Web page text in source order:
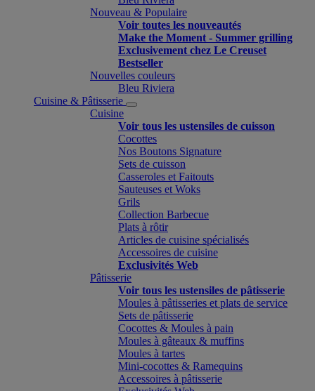
Nouveau & Populaire
Voir toutes les nouveautés
Make the Moment - Summer grilling
Exclusivement chez Le Creuset
Bestseller
Nouvelles couleurs
Bleu Riviera
Cuisine & Pâtisserie
Cuisine
Voir tous les ustensiles de cuisson
Cocottes
Nos Boutons Signature
Sets de cuisson
Casseroles et Faitouts
Sauteuses et Woks
Grils
Collection Barbecue
Plats à rôtir
Articles de cuisine spécialisés
Accessoires de cuisine
Exclusivités Web
Pâtisserie
Voir tous les ustensiles de pâtisserie
Moules à pâtisseries et plats de service
Sets de pâtisserie
Cocottes & Moules à pain
Moules à gâteaux & muffins
Moules à tartes
Mini-cocottes & Ramequins
Accessoires à pâtisserie